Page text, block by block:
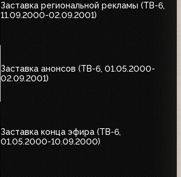
Заставка региональной рекламы (ТВ-6,
11.09.2000-02.09.2001)
Заставка анонсов (ТВ-6, 01.05.2000-
02.09.2001)
Заставка конца эфира (ТВ-6,
01.05.2000-10.09.2000)